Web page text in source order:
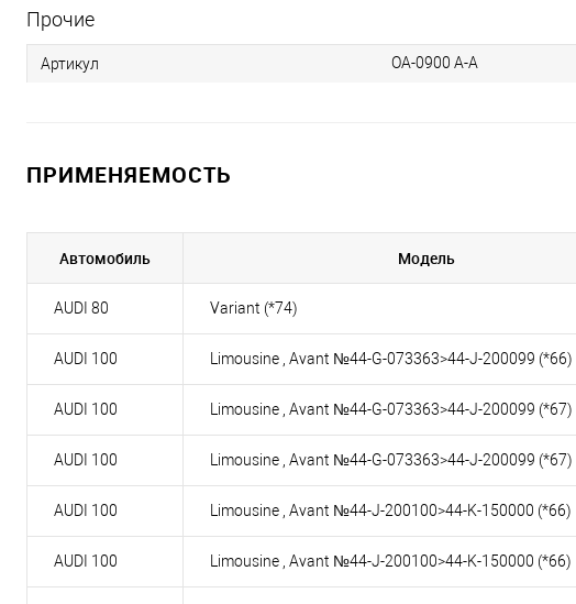
Прочие
Артикул OA-0900 A-A
ПРИМЕНЯЕМОСТЬ
Автомобиль Модель
AUDI 80 Variant (*74)
AUDI 100 Limousine , Avant №44-G-073363>44-J-200099 (*66)
AUDI 100 Limousine , Avant №44-G-073363>44-J-200099 (*67)
AUDI 100 Limousine , Avant №44-G-073363>44-J-200099 (*67)
AUDI 100 Limousine , Avant №44-J-200100>44-K-150000 (*66)
AUDI 100 Limousine , Avant №44-J-200100>44-K-150000 (*66)